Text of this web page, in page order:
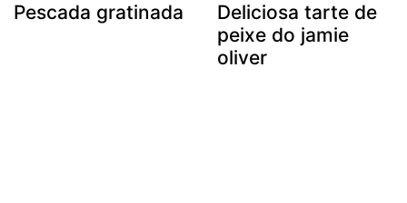
Pescada gratinada
Deliciosa tarte de
peixe do jamie
oliver